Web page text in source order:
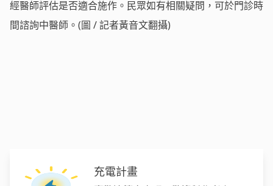
經醫師評估是否適合施作。民眾如有相關疑問，可於門診時
間諮詢中醫師。(圖 / 記者黃音文翻攝)
充電計畫